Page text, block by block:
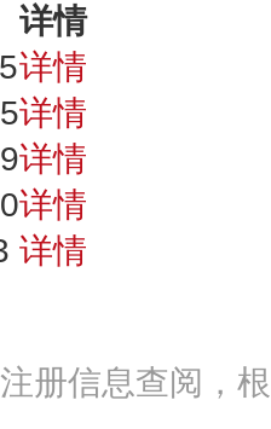
详情
详情
详情
详情
详情
详情
册信息查阅，